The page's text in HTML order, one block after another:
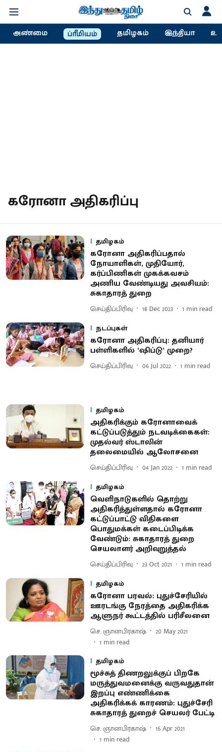
அண்மை ப்ரீமியம் தமிழகம் இந்தியா
கரோனா அதிகரிப்பு
தமிழகம்
கரோனா அதிகரிப்பதால்
நோயாளிகள், முதியோர்,
கர்ப்பிணிகள் முகக்கவசம்
அணிய வேண்டியது அவசியம்:
சுகாதாரத் துறை
செய்திப்பிரிவு 18 Dec 2023 1 min read
நடப்புகள்
கரோனா அதிகரிப்பு: தனியார்
பள்ளிகளில் ‘ஷிப்டு’ முறை?
செய்திப்பிரிவு 06 Jul 2022 1 min read
தமிழகம்
அதிகரிக்கும் கரோனாவைக்
கட்டுப்படுத்தும் நடவடிக்கைகள்:
முதல்வர் ஸ்டாலின்
தலைமையில் ஆலோசனை
செய்திப்பிரிவு 04 Jan 2022 1 min read
தமிழகம்
வெளிநாடுகளில் தொற்று
அதிகரித்துள்ளதால் கரோனா
கட்டுப்பாட்டு விதிகளை
பொதுமக்கள் கடைப்பிடிக்க
வேண்டும்: சுகாதாரத் துறை
செயலாளர் அறிவுறுத்தல்
செய்திப்பிரிவு 23 Oct 2021 1 min read
தமிழகம்
கரோனா பரவல்: புதுச்சேரியில்
ஊரடங்கு நேரத்தை அதிகரிக்க
ஆளுநர் கூட்டத்தில் பரிசீலனை
செ. ஞானபிரகாஷ்
20 May 2021
1 min read
தமிழகம்
மூச்சுத் திணறலுக்குப் பிறகே
மருத்துவமனைக்கு வருவதுதான்
இறப்பு எண்ணிக்கை
அதிகரிக்கக் காரணம்: புதுச்சேரி
சுகாதாரத் துறைச் செயலர் பேட்டி
செ. ஞானபிரகாஷ்
16 Apr 2021
1 min read